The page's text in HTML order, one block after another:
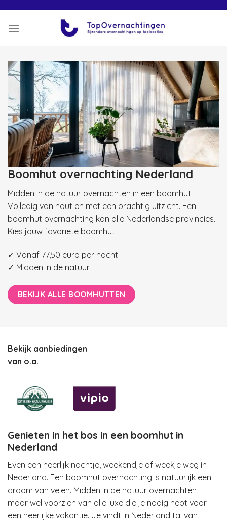
content
Boomhut overnachting Nederland
Midden in de natuur overnachten in een boomhut.
Volledig van hout en met een prachtig uitzicht. Een
boomhut overnachting kan alle Nederlandse provincies.
Kies jouw favoriete boomhut!
✓ Vanaf 77,50 euro per nacht
✓ Midden in de natuur
BEKIJK ALLE BOOMHUTTEN
Bekijk aanbiedingen
van o.a.
Genieten in het bos in een boomhut in
Nederland
Even een heerlijk nachtje, weekendje of weekje weg in
Nederland. Een boomhut overnachting is natuurlijk een
droom van velen. Midden in de natuur overnachten,
maar wel voorzien van alle luxe die je nodig hebt voor
een heerlijke vakantie. Je vindt in Nederland tal van